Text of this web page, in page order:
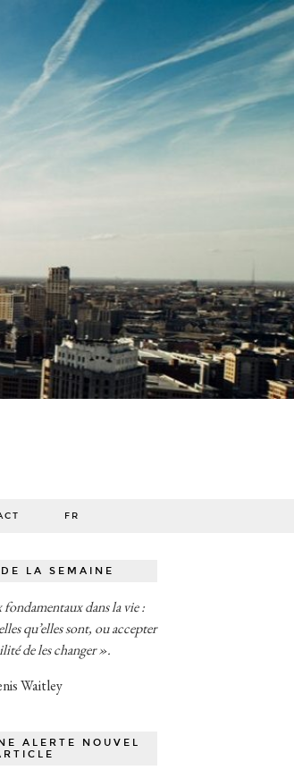
FR
LA SEMAINE
dans la vie :
qu’elles sont, ou accepter
de les changer ».
Waitley
ALERTE NOUVEL